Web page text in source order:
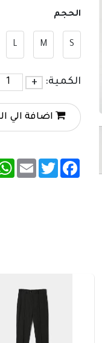
الحجم
S
M
L
الكمية: +
اضافة الي
Facebook
Twitter
Email